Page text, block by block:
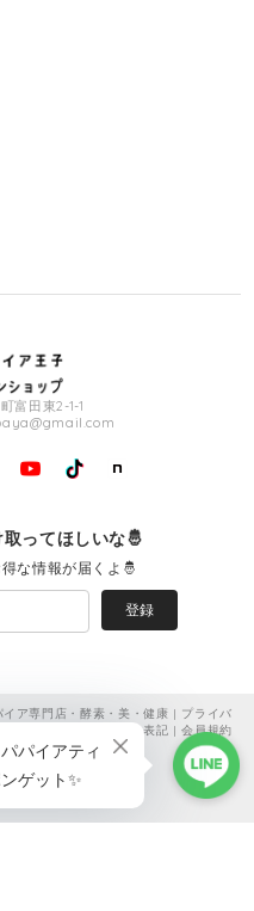
富田東2-1-1
ってほしいな🤴
な情報が届くよ🤴
登録
ア専門店・酵素・美・健康 | プライバ
特定商取引法に基づく表記 |会員規約
質問する